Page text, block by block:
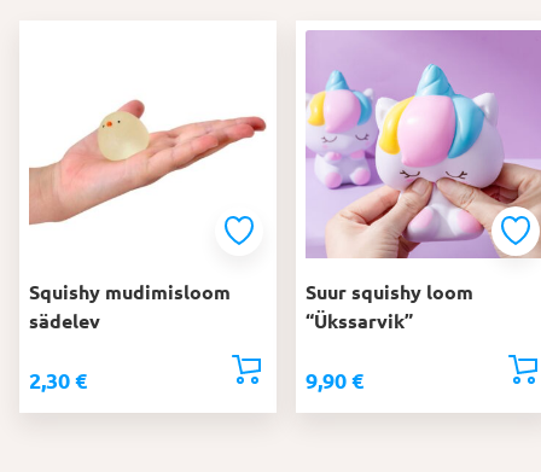
Squishy mudimisloom
sädelev
2,30 €
Suur squishy loom
“Ükssarvik”
9,90 €